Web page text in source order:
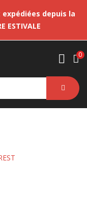
depuis la
ESTIVALE
0